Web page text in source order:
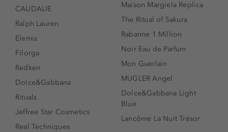
CAUDALIE
Ralph Lauren
Elemis
Filorga
Redken
Dolce&Gabbana
Rituals
Jeffree Star Cosmetics
Real Techniques
Maison Margiela Replica
The Ritual of Sakura
Rabanne 1 Million
Noir Eau de Parfum
Mon Guerlain
MUGLER Angel
Dolce&Gabbana Light
Blue
Lancôme La Nuit Trésor